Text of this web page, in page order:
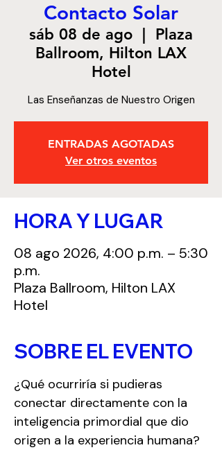
Contacto Solar
sáb 08 de ago
Plaza
Ballroom, Hilton LAX
Hotel
Las Enseñanzas de Nuestro Origen
ENTRADAS AGOTADAS
Ver otros eventos
HORA Y LUGAR
08 ago 2026, 4:00 p.m. – 5:30
p.m.
Plaza Ballroom, Hilton LAX
Hotel
SOBRE EL EVENTO
¿Qué ocurriría si pudieras
conectar directamente con la
inteligencia primordial que dio
origen a la experiencia humana?